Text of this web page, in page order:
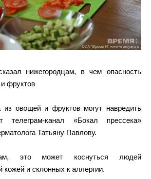
нижегородцам, в чем опасность
фруктов
овощей и фруктов могут навредить
телеграм-канал «Бокал прессека»
Татьяну Павлову.
это может коснуться людей
кожей и склонных к аллергии.